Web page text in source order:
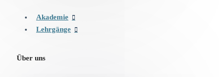
Akademie
Lehrgänge
Über uns